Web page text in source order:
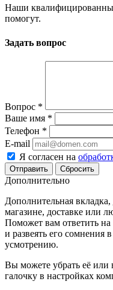
Наши
помогут.
Задать вопрос
Вопрос *
Ваше имя *
Телефон *
E-mail
Я согласен на
Сбросить
Дополнительно
Дополнительная
магазине, доставке или
Поможет вам ответить
и развеять его сомнения
усмотрению.
Вы можете убрать её или
галочку в настройках